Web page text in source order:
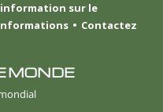
sur le
Contactez
MONDE